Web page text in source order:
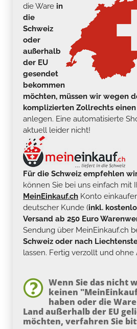
die Ware in
die
Schweiz
oder
außerhalb
der EU
gesendet
bekommen
möchten, müssen wir wegen
komplizierten Zollrechts
anlegen. Eine automatisierte
aktuell leider nicht!
Für die Schweiz empfehlen
können Sie bei uns einfach mit
MeinEinkauf.ch Konto
deutscher Kunde (inkl.
Versand ab 250 Euro
Sendung über MeinEinkauf.ch
Schweiz oder nach
lassen. Fertig verzollt und ohne
Wenn Sie das nicht
keinen
haben oder die
Land außerhalb der EU
möchten, verfahren Sie